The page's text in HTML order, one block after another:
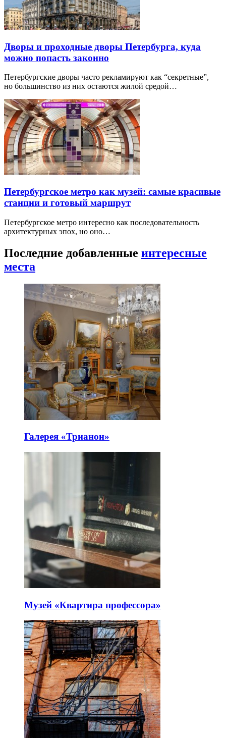
Дворы и проходные дворы Петербурга, куда
можно попасть законно
Петербургские дворы часто рекламируют как “секретные”,
но большинство из них остаются жилой средой…
Петербургское метро как музей: самые красивые
станции и готовый маршрут
Петербургское метро интересно как последовательность
архитектурных эпох, но оно…
Последние добавленные интересные
места
Галерея «Трианон»
Музей «Квартира профессора»